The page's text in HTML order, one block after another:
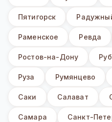
Пятигорск
Раменское Ревда
Ростов-на-Дону
Руза Румянцево
Саки Салават
Самара Санкт-